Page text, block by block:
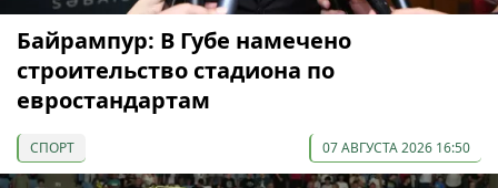
Байрампур: В Губе намечено
строительство стадиона по
евростандартам
СПОРТ 07 АВГУСТА 2026 16:50